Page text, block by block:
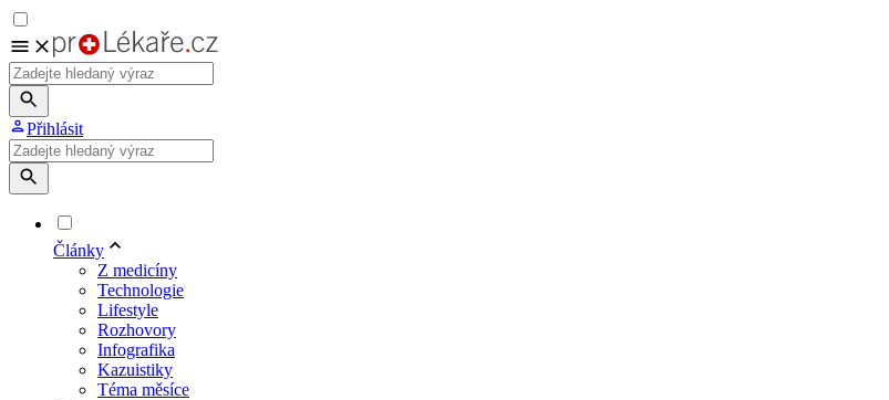
Přihlásit
Články
Z medicíny
Technologie
Lifestyle
Rozhovory
Infografika
Kazuistiky
Téma měsíce